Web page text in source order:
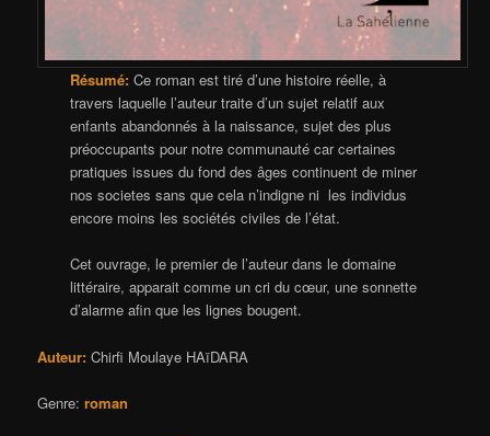
Résumé: Ce roman est tiré d’une histoire réelle, à
travers laquelle l’auteur traite d’un sujet relatif aux
enfants abandonnés à la naissance, sujet des plus
préoccupants pour notre communauté car certaines
pratiques issues du fond des âges continuent de miner
nos societes sans que cela n’indigne ni les individus
encore moins les sociétés civiles de l’état.
Cet ouvrage, le premier de l’auteur dans le domaine
littéraire, apparait comme un cri du cœur, une sonnette
d’alarme afin que les lignes bougent.
Auteur: Chirfi Moulaye HAïDARA
Genre:roman